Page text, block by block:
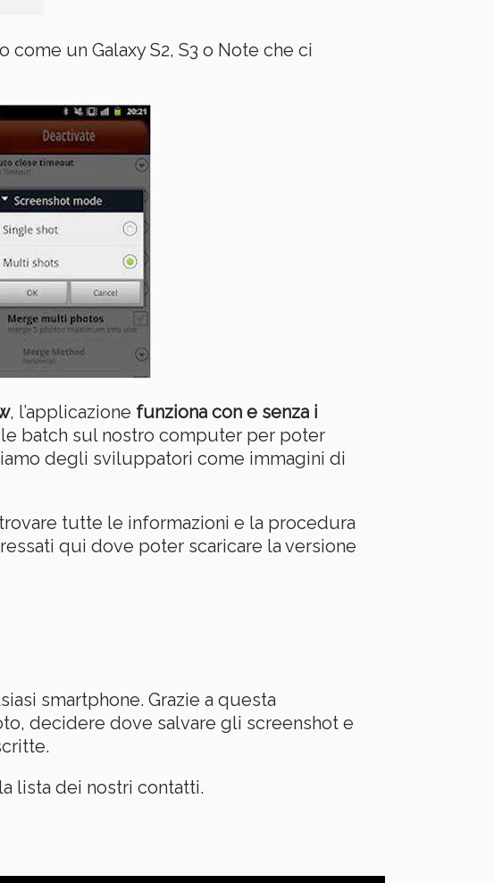
un Galaxy S2, S3 o Note che ci
, l’applicazione funziona con e senza i
batch sul nostro computer per poter
degli sviluppatori come immagini di
tutte le informazioni e la procedura
qui dove poter scaricare la versione
smartphone. Grazie a questa
decidere dove salvare gli screenshot e
lista dei nostri contatti.